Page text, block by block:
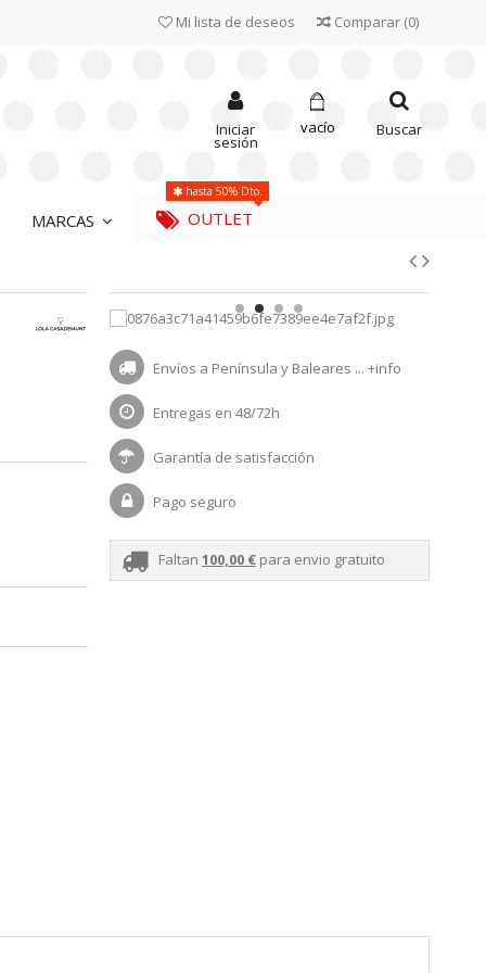
Comparar (0)
Mi lista de deseos
Buscar
vacío
Iniciar
sesión
MARCAS OUTLET
hasta 50% Dto.
Envíos a Península y Baleares ... +info
Entregas en 48/72h
Garantía de satisfacción
Pago seguro
Faltan 100,00 €para envio gratuito